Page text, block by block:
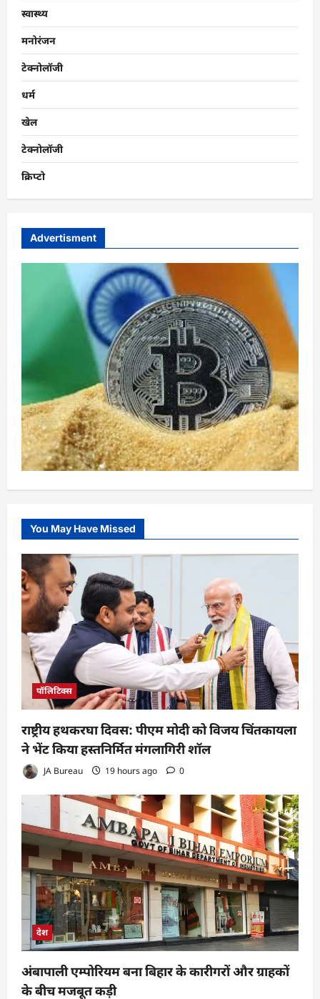
स्वास्थ्य
मनोरंजन
टेक्नोलॉजी
धर्म
खेल
टेक्नोलॉजी
क्रिप्टो
Advertisment
You May Have Missed
पॉलिटिक्स
राष्ट्रीय हथकरघा दिवस: पीएम मोदी को विजय चिंतकायला
ने भेंट किया हस्तनिर्मित मंगलागिरी शॉल
JA Bureau 19 hours ago 0
देश
अंबापाली एम्पोरियम बना बिहार के कारीगरों और ग्राहकों
के बीच मजबूत कड़ी